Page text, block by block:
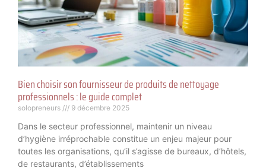
Bien choisir son fournisseur de produits de nettoyage
professionnels : le guide complet
solopreneurs 9 décembre 2025
Dans le secteur professionnel, maintenir un niveau
d’hygiène irréprochable constitue un enjeu majeur pour
toutes les organisations, qu’il s’agisse de bureaux, d’hôtels,
de restaurants, d’établissements